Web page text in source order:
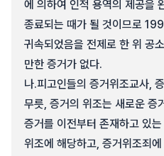
에 의하여 인적 용역의 제공을
종료되는 때가 될 것이므로
귀속되었음을 전제로 한 위 공
만한 증거가 없다.
나.피고인들의 증거위조교사,
무릇, 증거의 위조는 새로운 증
증거를 이전부터 존재하고 있
위조에 해당하고, 증거위조죄에